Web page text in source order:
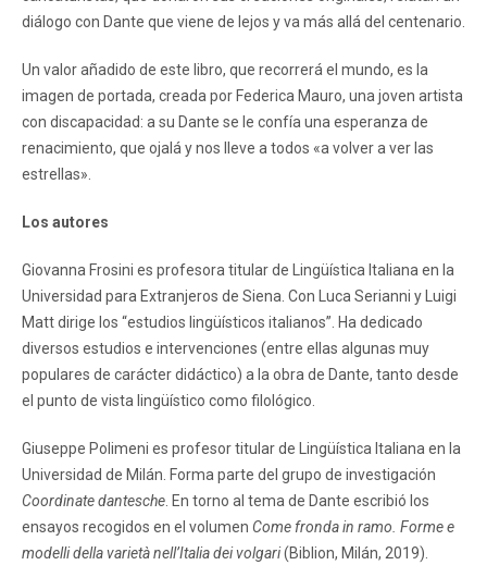
diálogo con Dante que viene de lejos y va más allá del centenario.
Un valor añadido de este libro, que recorrerá el mundo, es la
imagen de portada, creada por Federica Mauro, una joven artista
con discapacidad: a su Dante se le confía una esperanza de
renacimiento, que ojalá y nos lleve a todos «a volver a ver las
estrellas».
Los autores
Giovanna Frosini es profesora titular de Lingüística Italiana en la
Universidad para Extranjeros de Siena. Con Luca Serianni y Luigi
Matt dirige los “estudios lingüísticos italianos”. Ha dedicado
diversos estudios e intervenciones (entre ellas algunas muy
populares de carácter didáctico) a la obra de Dante, tanto desde
el punto de vista lingüístico como filológico.
Giuseppe Polimeni es profesor titular de Lingüística Italiana en la
Universidad de Milán. Forma parte del grupo de investigación
Coordinate dantesche . En torno al tema de Dante escribió los
ensayos recogidos en el volumen Come fronda in ramo. Forme e
modelli della varietà nell’Italia dei volgari(Biblion, Milán, 2019).